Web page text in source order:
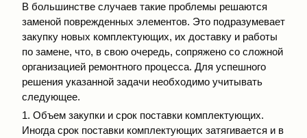
В большинстве случаев такие проблемы решаются
заменой поврежденных элементов. Это подразумевает
закупку новых комплектующих, их доставку и работы
по замене, что, в свою очередь, сопряжено со сложной
организацией ремонтного процесса. Для успешного
решения указанной задачи необходимо учитывать
следующее.
1. Объем закупки и срок поставки комплектующих.
Иногда срок поставки комплектующих затягивается и в